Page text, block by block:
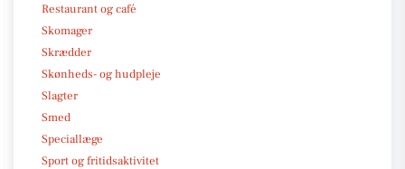
Restaurant og café
Skomager
Skrædder
Skønheds- og hudpleje
Slagter
Smed
Speciallæge
Sport og fritidsaktivitet